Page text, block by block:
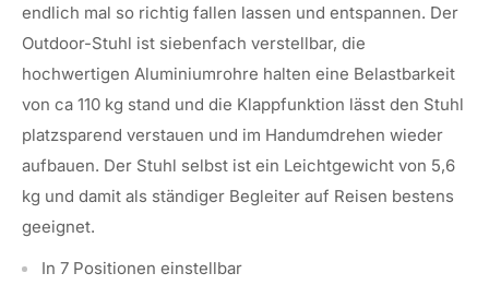
endlich mal so richtig fallen lassen und entspannen. Der
Outdoor-Stuhl ist siebenfach verstellbar, die
hochwertigen Aluminiumrohre halten eine Belastbarkeit
von ca 110 kg stand und die Klappfunktion lässt den Stuhl
platzsparend verstauen und im Handumdrehen wieder
aufbauen. Der Stuhl selbst ist ein Leichtgewicht von 5,6
kg und damit als ständiger Begleiter auf Reisen bestens
geeignet.
In 7 Positionen einstellbar